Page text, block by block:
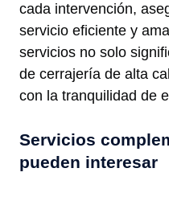
cada intervención,
servicio eficiente y
servicios no solo
de cerrajería de alta
con la tranquilidad de
Servicios
pueden interesar